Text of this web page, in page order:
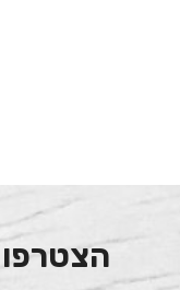
הצטרפו